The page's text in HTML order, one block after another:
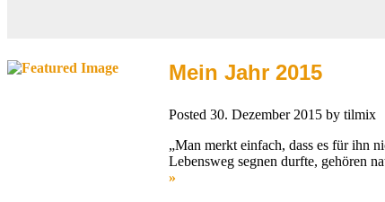
Mein Jahr 2015
Posted 30. Dezember 2015 by tilmix
„Man merkt einfach, dass es für ihn
Lebensweg segnen durfte, gehören
»